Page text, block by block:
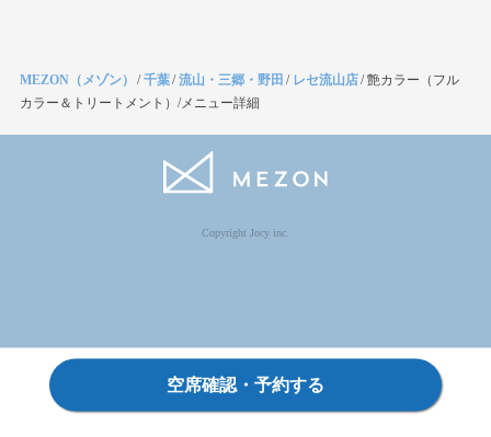
MEZON（メゾン） /千葉/流山・三郷・野田 / レセ流山店/艶カラー（フル
カラー＆トリートメント）/メニュー詳細
Copyright Jocy inc.
空席確認・予約する